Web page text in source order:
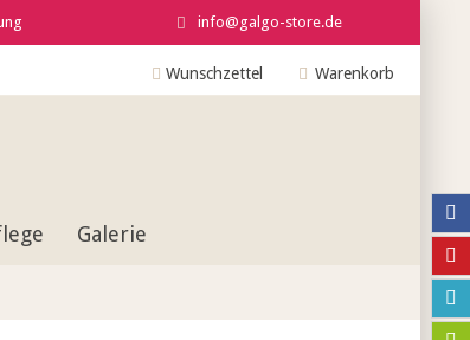
info@galgo-store.de
Warenkorb
Wunschzettel
Galerie